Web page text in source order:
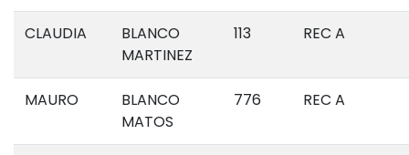
CLAUDIA
BLANCO
MARTINEZ
113 REC A
MAURO
BLANCO
MATOS
776 REC A